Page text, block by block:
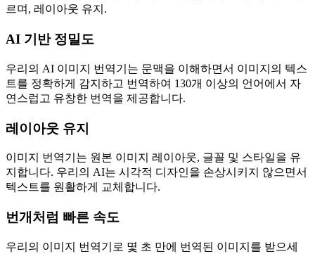
르며, 레이아웃 유지.
AI 기반 정밀도
우리의 AI 이미지 번역기는 문맥을 이해하면서 이미지의 텍스
트를 정확하게 감지하고 번역하여 130개 이상의 언어에서 자
연스럽고 유창한 번역을 제공합니다.
레이아웃 유지
이미지 번역기는 원본 이미지 레이아웃, 글꼴 및 스타일을 유
지합니다. 우리의 AI는 시각적 디자인을 손상시키지 않으면서
텍스트를 원활하게 교체합니다.
번개처럼 빠른 속도
우리의 이미지 번역기로 몇 초 만에 번역된 이미지를 받으세